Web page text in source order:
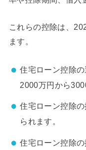
これらの控除は、
ます。
住宅ローン控除
2000万円から
住宅ローン控除
られます。
住宅ローン控除